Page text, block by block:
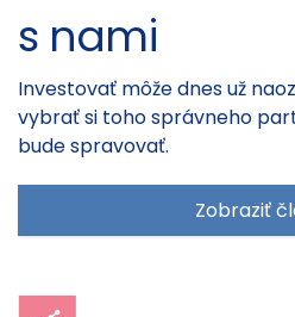
s nami
Investovať môže dnes už
vybrať si toho správneho
bude spravovať.
Zobraziť